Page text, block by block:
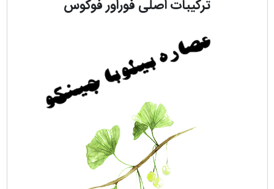
ترکیبات اصلی فوراور فوکوس